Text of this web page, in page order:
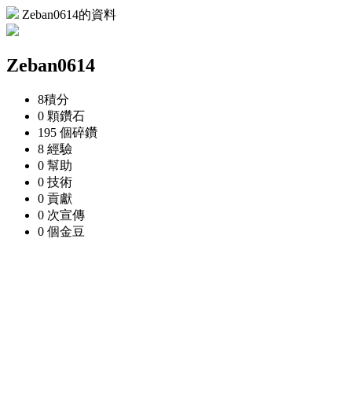
Zeban0614的資料
Zeban0614
8積分
0 顆鑽石
195 個碎鑽
8 經驗
0 幫助
0 技術
0 貢獻
0 次宣傳
0 個金豆